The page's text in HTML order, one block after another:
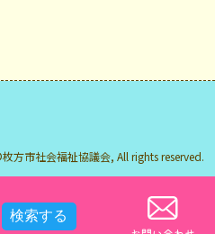
方市社会福祉協議会, All rights reserved.